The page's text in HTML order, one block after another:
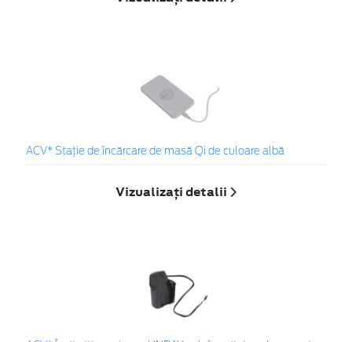
ACV* Stație de încărcare de masă Qi de culoare albă
Vizualizați detalii